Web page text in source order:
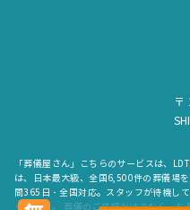
〒
「葬儀屋さん」こちらのサービスは、
は、日本最大級、全国6,500件の葬儀場
間365日・全国対応。スタッフが待機し
ください。 葬儀のご依頼だけでなく、